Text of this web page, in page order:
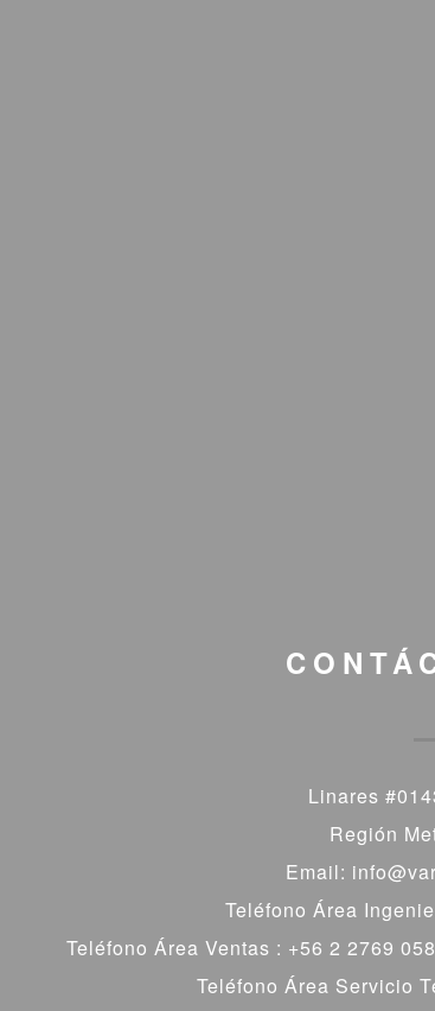
Linares
Región
Email:
Teléfono Área
Teléfono Área Ventas : +56 2 2769
Teléfono Área Servicio